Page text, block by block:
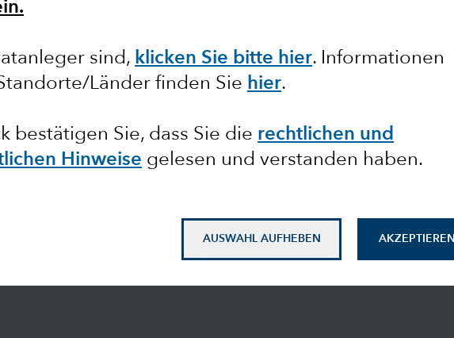
sind, klicken Sie bitte hier. Informationen
Länder finden Sie hier.
bestätigen Sie, dass Sie die rechtlichen und
Hinweise gelesen und verstanden haben.
AUSWAHL AUFHEBEN AKZEPTIEREN